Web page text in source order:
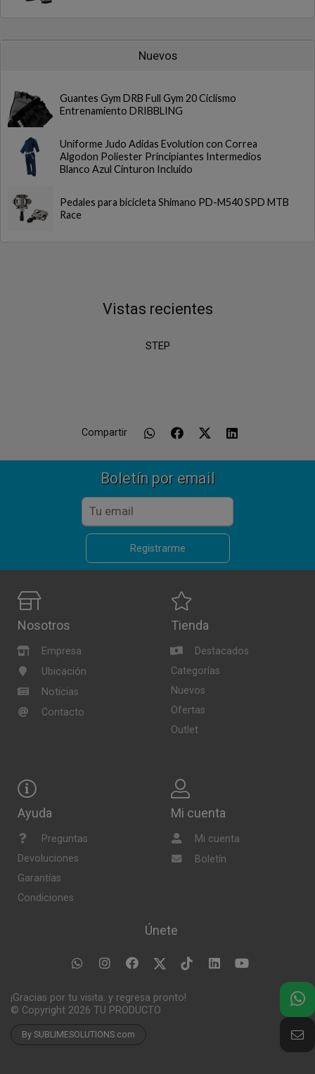
Nuevos
Guantes Gym DRB Full Gym 20 Ciclismo
Entrenamiento DRIBBLING
Uniforme Judo Adidas Evolution con Correa
Algodon Poliester Principiantes Intermedios
Blanco Azul Cinturon Incluido
Pedales para bicicleta Shimano PD-M540 SPD MTB
Race
Vistas recientes
STEP
Compartir
Boletín por email
Registrarme
Nosotros
Empresa
Ubicación
Noticias
Contacto
Tienda
Destacados
Categorías
Nuevos
Ofertas
Outlet
Ayuda
Preguntas
Devoluciones
Garantías
Condiciones
Mi cuenta
Mi cuenta
Boletín
Únete
¡Gracias por tu visita. y regresa pronto!
© Copyright 2026 TU PRODUCTO
By SUBLIMESOLUTIONS.com